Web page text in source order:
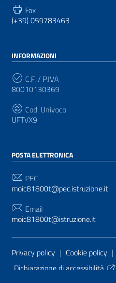
Fax
(+39) 059783463
INFORMAZIONI
C.F. / P.IVA
80010130369
Cod. Univoco
UFTVX9
POSTA ELETTRONICA
PEC
moic81800t@pec.istruzione.it
Email
moic81800t@istruzione.it
Sezione Link Utili
Privacy policy | Cookie policy |
Dichiarazione di accessibilità